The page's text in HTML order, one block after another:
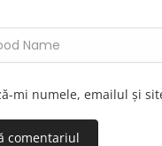
mi numele, emailul și